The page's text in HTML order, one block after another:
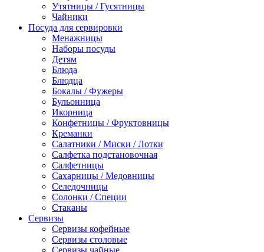
Утятницы / Гусятницы
Чайники
Посуда для сервировки
Менажницы
Наборы посуды
Детям
Блюда
Блюдца
Бокалы / Фужеры
Бульонница
Икорница
Конфетницы / Фруктовницы
Креманки
Салатники / Миски / Лотки
Салфетка подстановочная
Салфетницы
Сахарницы / Медовницы
Селедочницы
Солонки / Специи
Стаканы
Сервизы
Сервизы кофейные
Сервизы столовые
Сервизы чайные